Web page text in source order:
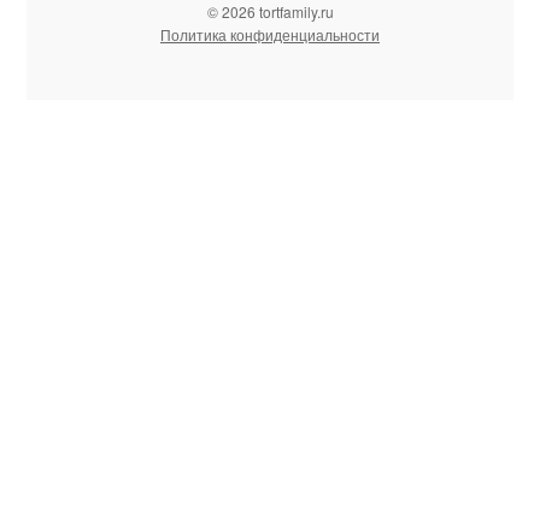
© 2026 tortfamily.ru
Политика конфиденциальности